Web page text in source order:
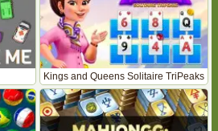
Kings and Queens Solitaire TriPeaks